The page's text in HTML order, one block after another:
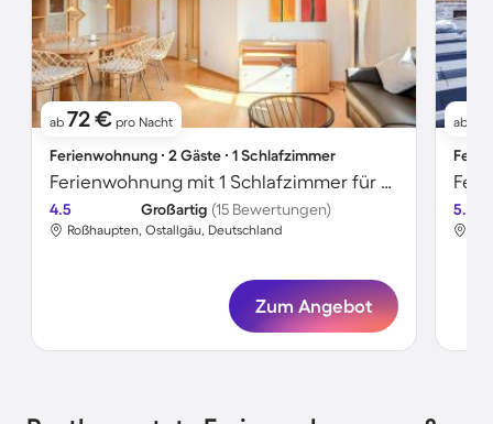
ab 72 € pro Nacht
Ferienwohnung ∙ 2 Gäste ∙ 1 Schlafzimmer
Ferienwohnung mit 1 Schlafzimmer für 2 Personen
4.5 Großartig (15 Bewertungen)
Roßhaupten, Ostallgäu, Deutschland
Zum Angebot
ab
5.0